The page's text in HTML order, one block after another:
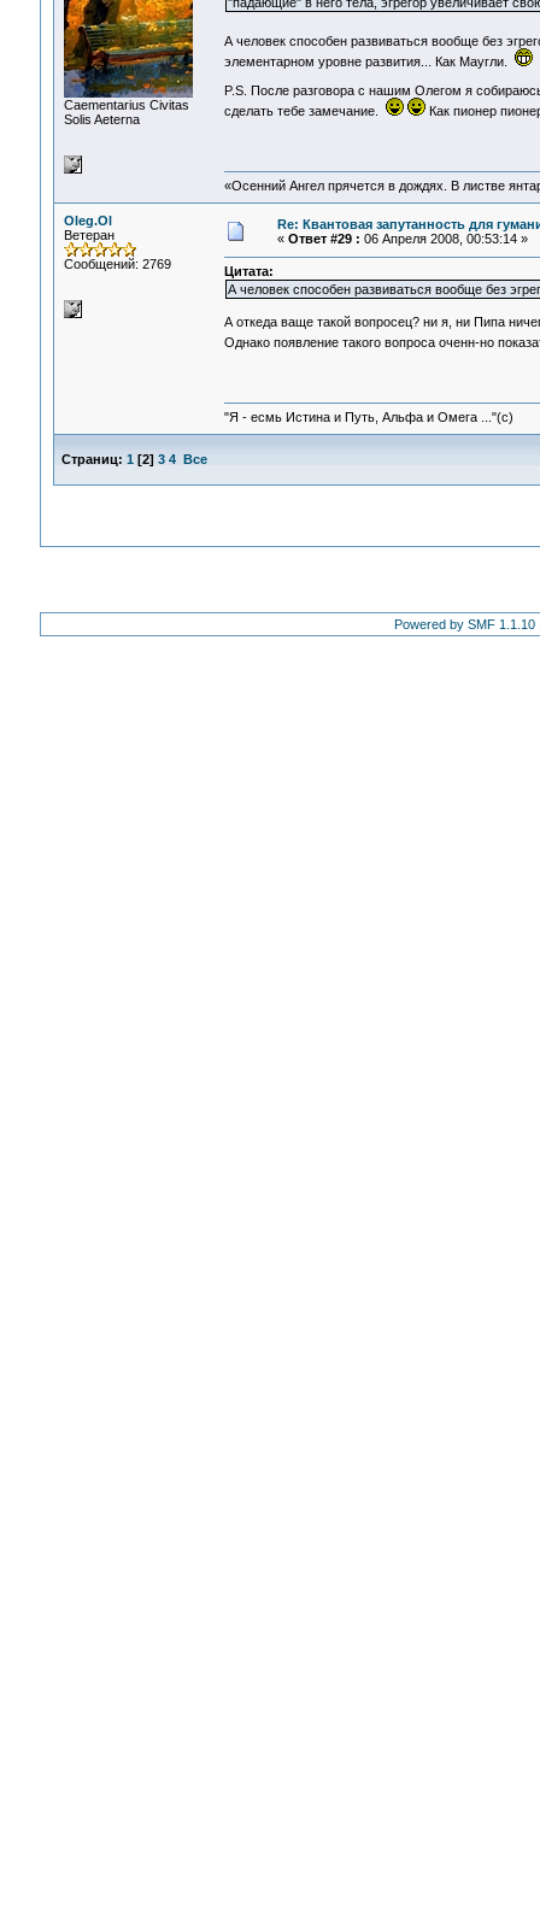
Сaementarius Civitas
Solis Aeterna
А человек способен развиваться вообще без
элементарном уровне развития... Как Маугли.
P.S. После разговора с нашим Олегом я
сделать тебе замечание.
Как пионер
«Осенний Ангел прячется в дождях. В листве
Oleg.Ol
Ветеран
Сообщений: 2769
Re: Квантовая запутанность для
« Ответ #29 : 06 Апреля 2008, 00:53:14 »
Цитата:
А человек способен развиваться вообще без
А откеда ваще такой вопросец? ни я, ни Пипа
Однако появление такого вопроса оченн-но
"Я - есмь Истина и Путь, Альфа и Омега ..."(с)
Страниц: 1 [2] 3 4 Все
Powered by SMF 1.1.10